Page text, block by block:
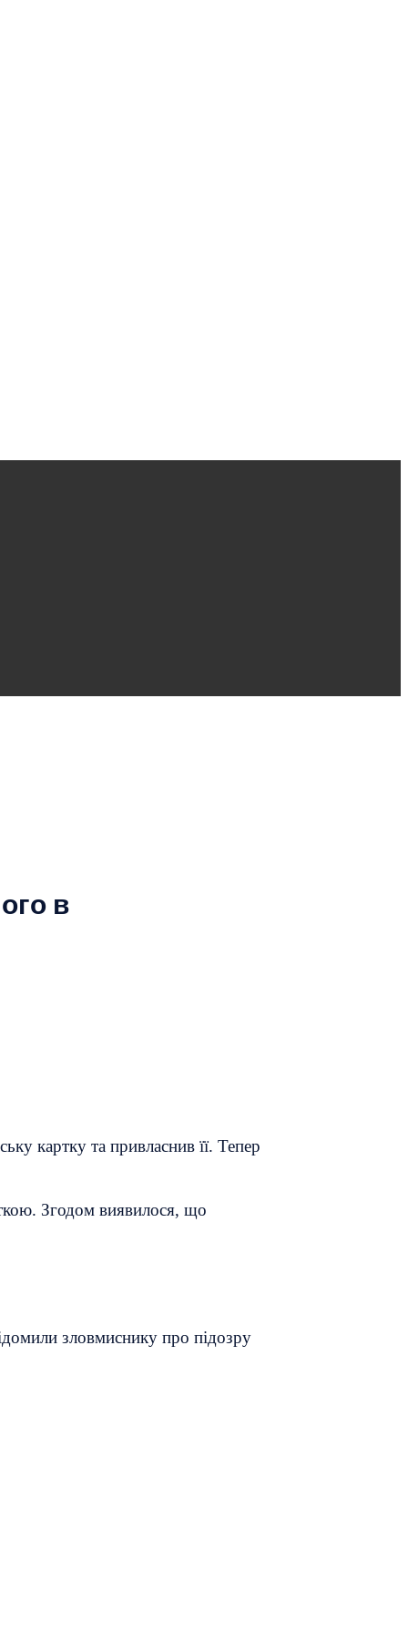
в
картку та привласнив її. Тепер
Згодом виявилося, що
зловмиснику про підозру